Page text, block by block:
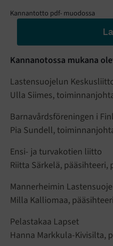
Kannantotto pdf- muodossa
Kannanotossa mukana
Lastensuojelun
Ulla Siimes,
Barnavårdsföreningen i
Pia Sundell,
Ensi- ja turvakotien liitto
Riitta Särkelä, pääsihteeri,
Mannerheimin
Milla Kalliomaa,
Pelastakaa Lapset
Hanna Markkula-Kivisilta,